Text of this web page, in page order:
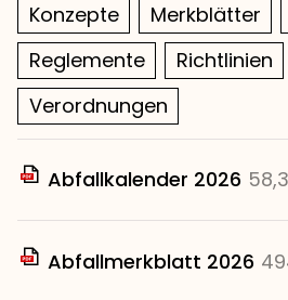
Konzepte
Merkblätter
Reglemente
Richtlinien
Verordnungen
Abfallkalender 2026
Abfallmerkblatt 2026